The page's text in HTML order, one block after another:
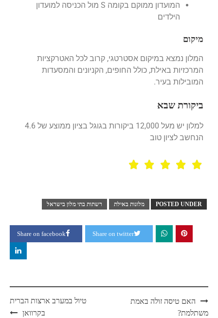
המועדון ממוקם בקומה S מול הכניסה למועדון
הילדים
מיקום
המלון נמצא במיקום אסטרטגי, קרוב לכל האטרקציות
המרכזיות באילת, כולל החופים, הקניונים והמסעדות
המובילות בעיר.
ביקורת שבא
למלון יש מעל 12,000 ביקורות בגוגל בציון ממוצע של 4.6
הנחשב לציון טוב
POSTED UNDER מלונות באילת רשתות בתי מלון בישראל
Share on facebook Share on twitter
האם טיסה זולה באמת
משתלמת?
טיול במערב ארצות הברית
בקרוואן